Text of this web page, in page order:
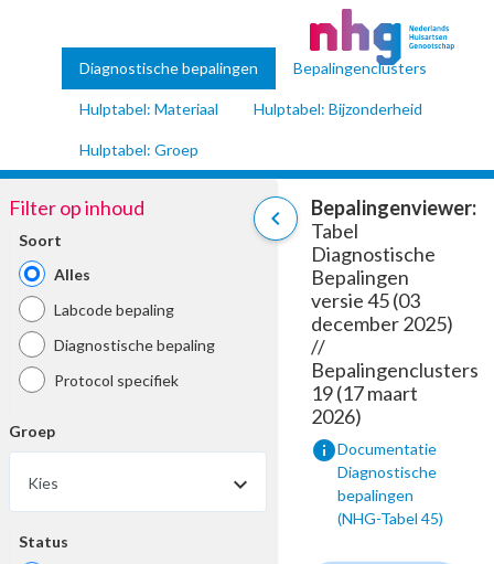
Diagnostische bepalingen Bepalingenclusters
Hulptabel: Materiaal Hulptabel: Bijzonderheid
Hulptabel: Groep
chevron_left
Filter op inhoud
Soort
Alles
Labcode bepaling
Diagnostische bepaling
Protocol specifiek
Groep
Kies
Status
Bepalingenviewer:
Tabel
Diagnostische
Bepalingen
versie 45 (03
december 2025)
//
Bepalingenclusters
19 (17 maart
2026)
infoDocumentatie
Diagnostische
bepalingen
(NHG-Tabel 45)